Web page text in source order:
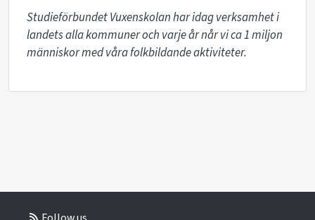
Studieförbundet Vuxenskolan har idag verksamhet i
landets alla kommuner och varje år når vi ca 1 miljon
människor med våra folkbildande aktiviteter.